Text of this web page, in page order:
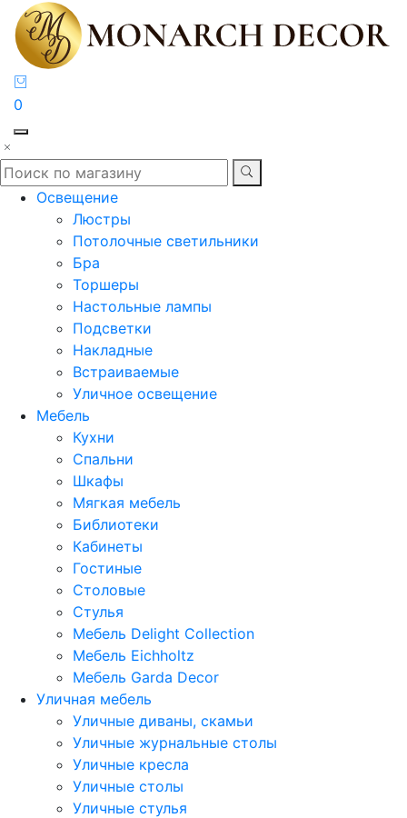
0
Освещение
Люстры
Потолочные светильники
Бра
Торшеры
Настольные лампы
Подсветки
Накладные
Встраиваемые
Уличное освещение
Мебель
Кухни
Спальни
Шкафы
Мягкая мебель
Библиотеки
Кабинеты
Гостиные
Столовые
Стулья
Мебель Delight Collection
Мебель Eichholtz
Мебель Garda Decor
Уличная мебель
Уличные диваны, скамьи
Уличные журнальные столы
Уличные кресла
Уличные столы
Уличные стулья